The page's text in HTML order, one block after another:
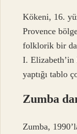
Kökeni, 16.
Provence
folklorik bir
I. Elizabeth’in
yaptığı tablo
Zumba
Zumba,